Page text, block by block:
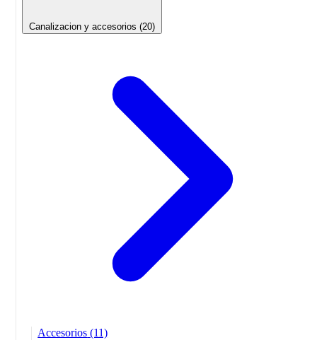
Canalizacion y accesorios (20)
Accesorios (11)